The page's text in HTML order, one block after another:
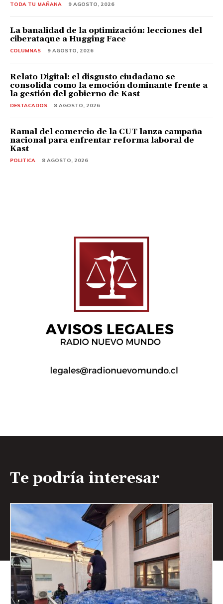
TODA TU MAÑANA 9 AGOSTO, 2026
La banalidad de la optimización: lecciones del
ciberataque a Hugging Face
COLUMNAS 9 AGOSTO, 2026
Relato Digital: el disgusto ciudadano se
consolida como la emoción dominante frente a
la gestión del gobierno de Kast
DESTACADOS 8 AGOSTO, 2026
Ramal del comercio de la CUT lanza campaña
nacional para enfrentar reforma laboral de
Kast
POLITICA 8 AGOSTO, 2026
Te podría interesar